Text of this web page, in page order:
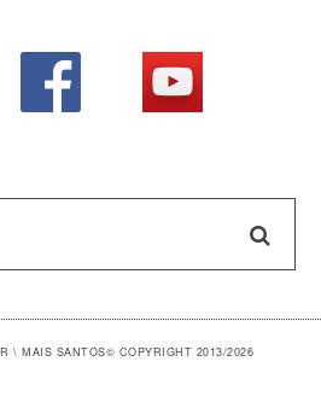
\ MAIS SANTOS© COPYRIGHT 2013/2026